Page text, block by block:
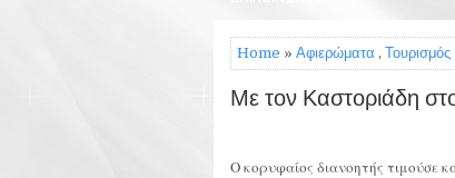
Home » Αφιερώματα , Τουρισμός
Με τον Καστοριάδη
Ο κoρυφαίος διανοητής τιμούσε